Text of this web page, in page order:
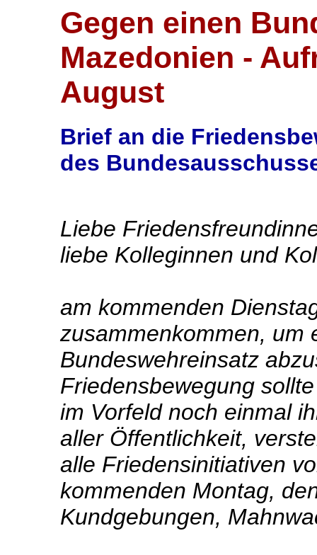
Gegen einen
Mazedonien -
August
Brief an die
des
Liebe
liebe Kolleginnen und
am kommenden
zusammenkommen, um
Bundeswehreinsatz
Friedensbewegung
im Vorfeld noch einmal
aller Öffentlichkeit,
alle Friedensinitiativen
kommenden Montag,
Kundgebungen,